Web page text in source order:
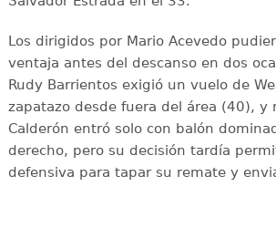
Los dirigidos por Mario Acevedo
ventaja antes del descanso en dos
Rudy Barrientos exigió un vuelo de
zapatazo desde fuera del área (40), y
Calderón entró solo con balón
derecho, pero su decisión tardía
defensiva para tapar su remate y